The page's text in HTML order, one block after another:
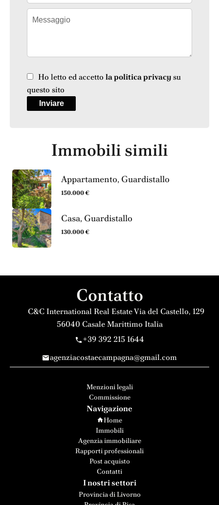
Ho letto ed accetto la politica privacysu
questo sito
Inviare
Immobili simili
Appartamento, Guardistallo
150.000 €
Casa, Guardistallo
130.000 €
Contatto
C&C International Real EstateVia del Castello, 129
56040 Casale Marittimo Italia
+39 392 215 1644
agenziacostaecampagna@gmail.com
Menzioni legali
Commissione
Navigazione
Home
Immobili
Agenzia immobiliare
Rapporti professionali
Post acquisto
Contatti
I nostri settori
Provincia di Livorno